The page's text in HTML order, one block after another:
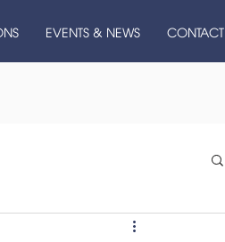
EVENTS & NEWS CONTACT